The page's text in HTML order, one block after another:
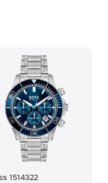
1514322